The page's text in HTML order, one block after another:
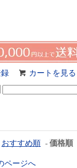
カートを見る
おすすめ順 - 価格順
ページへ